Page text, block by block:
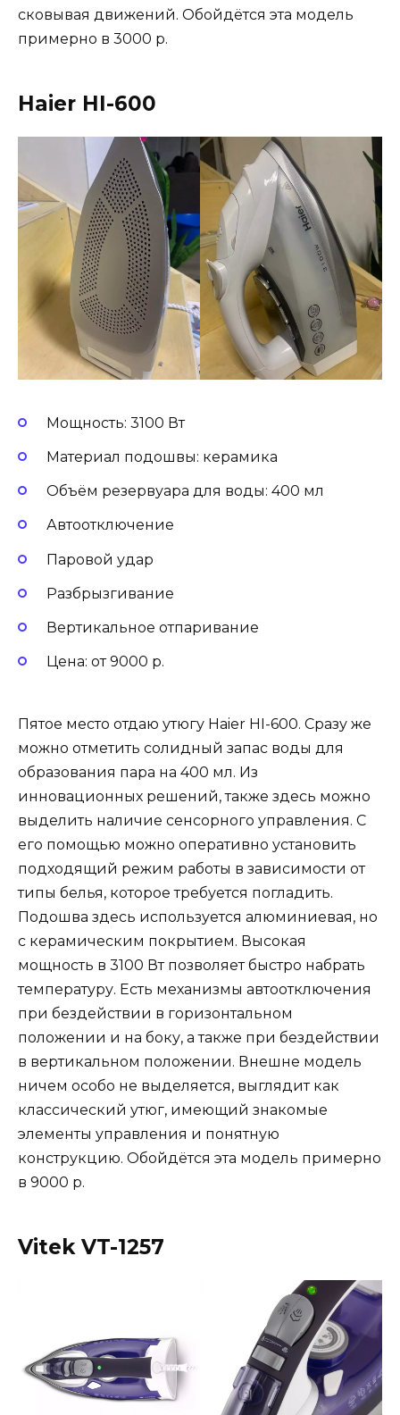
сковывая движений. Обойдётся эта модель
примерно в 3000 р.
Haier HI-600
Мощность: 3100 Вт
Материал подошвы: керамика
Объём резервуара для воды: 400 мл
Автоотключение
Паровой удар
Разбрызгивание
Вертикальное отпаривание
Цена: от 9000 р.
Пятое место отдаю утюгу Haier HI-600. Сразу же
можно отметить солидный запас воды для
образования пара на 400 мл. Из
инновационных решений, также здесь можно
выделить наличие сенсорного управления. С
его помощью можно оперативно установить
подходящий режим работы в зависимости от
типы белья, которое требуется погладить.
Подошва здесь используется алюминиевая, но
с керамическим покрытием. Высокая
мощность в 3100 Вт позволяет быстро набрать
температуру. Есть механизмы автоотключения
при бездействии в горизонтальном
положении и на боку, а также при бездействии
в вертикальном положении. Внешне модель
ничем особо не выделяется, выглядит как
классический утюг, имеющий знакомые
элементы управления и понятную
конструкцию. Обойдётся эта модель примерно
в 9000 р.
Vitek VT-1257